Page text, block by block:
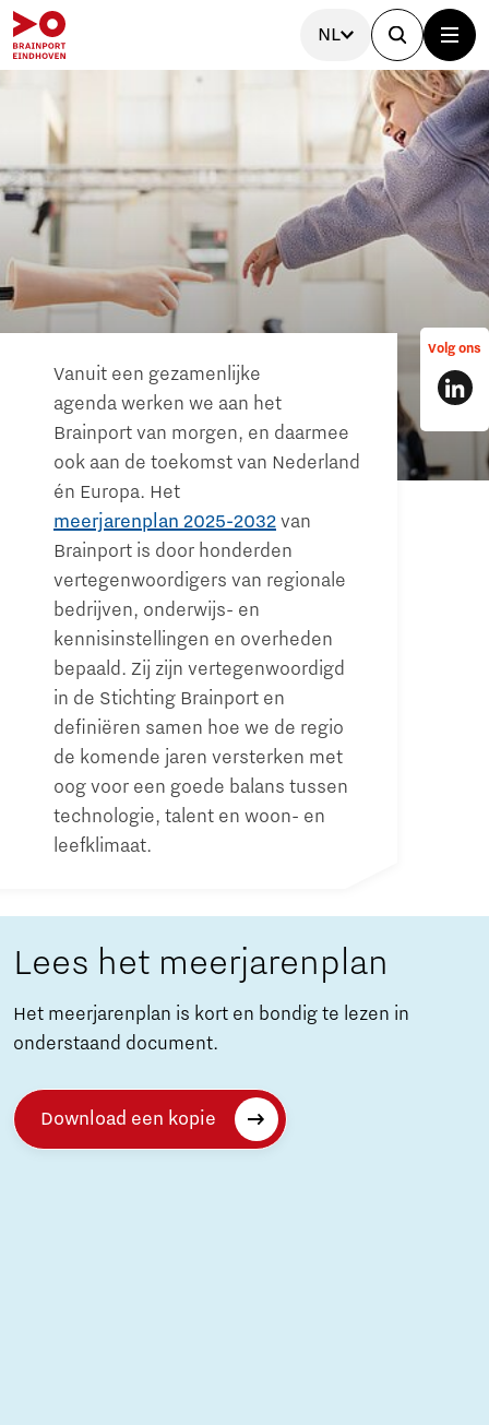
NL
Volg ons
Vanuit een gezamenlijke
agenda werken we aan het
Brainport van morgen, en daarmee
ook aan de toekomst van Nederland
én Europa. Het
meerjarenplan 2025-2032 van
Brainport is door honderden
vertegenwoordigers van regionale
bedrijven, onderwijs- en
kennisinstellingen en overheden
bepaald. Zij zijn vertegenwoordigd
in de Stichting Brainport en
definiëren samen hoe we de regio
de komende jaren versterken met
oog voor een goede balans tussen
technologie, talent en woon- en
leefklimaat.
Lees het meerjarenplan
Het meerjarenplan is kort en bondig te lezen in
onderstaand document.
Download een kopie